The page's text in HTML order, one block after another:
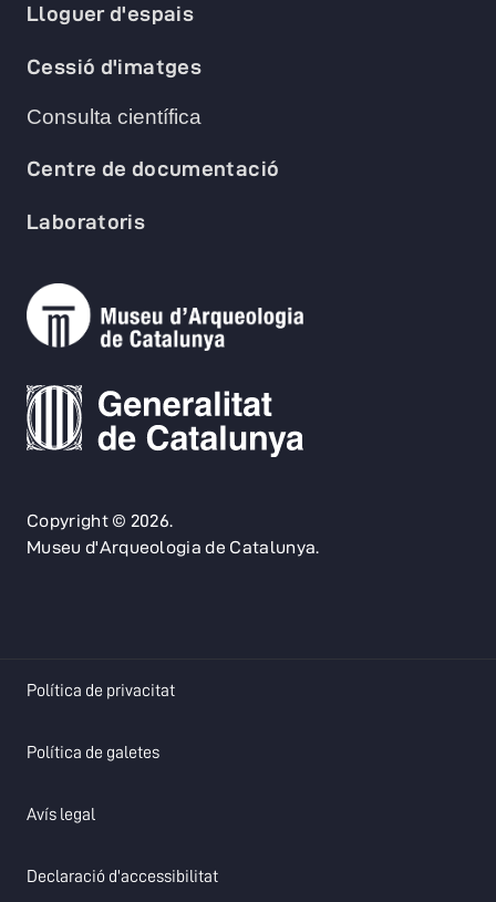
Copyright © 2026.
Museu d'Arqueologia de Catalunya.
Lloguer d'espais
Cessió d'imatges
Consulta científica
Centre de documentació
Laboratoris
Política de privacitatopens in a new tab
Política de galetesopens in a new tab
Avís legal
Declaració d'accessibilitatopens in a new tab